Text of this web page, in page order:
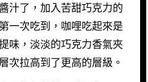
汁了，加入苦甜巧克力的
一次吃到，咖哩吃起來是
味，淡淡的巧克力香氣夾
次拉高到了更高的層級。